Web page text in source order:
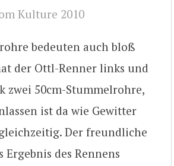
bedeuten auch bloß
der Ottl-Renner links und
zwei 50cm-Stummelrohre,
ist da wie Gewitter
Der freundliche
des Rennens